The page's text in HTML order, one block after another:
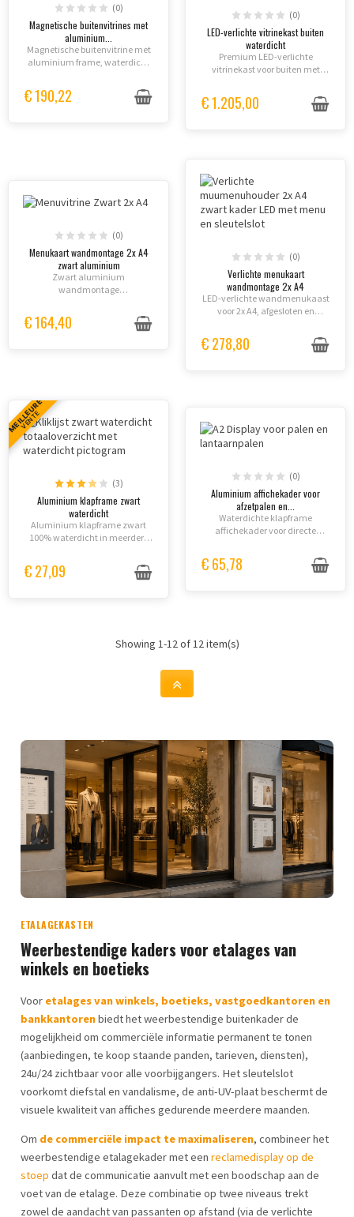
(0)
Magnetische buitenvitrines met
aluminium...
Magnetische buitenvitrine met
aluminium frame, waterdicht
bedrijven.
€ 190,22
(0)
LED-verlichte vitrinekast buiten
waterdicht
Premium LED-verlichte
vitrinekast voor buiten met
€ 1.205,00
(0)
Menukaart wandmontage 2x A4
zwart aluminium
Zwart aluminium
wandmontage
buiten (niet verlicht).
Waterdicht, veilig met slot en
€ 164,40
(0)
Verlichte menukaart
wandmontage 2x A4
LED-verlichte wandmenukaast
voor 2x A4, afgesloten en
€ 278,80
(3)
Aluminium klapframe zwart
waterdicht
Aluminium klapframe zwart
100% waterdicht in meerdere
of B2) met gesloten prijzen op
basis van gewenste
€ 27,09
MEILLEURE
VENTE
(0)
Aluminium affichekader voor
afzetpalen en...
Waterdichte klapframe
affichekader voor directe
openbare ruimtes,
evenementen en duidelijke
€ 65,78
Showing 1-12 of 12 item(s)
ETALAGEKASTEN
Weerbestendige kaders voor etalages van
winkels en boetieks
Voor etalages van winkels, boetieks, vastgoedkantoren en
bankkantorenbiedt het weerbestendige buitenkader de
mogelijkheid om commerciële informatie permanent te tonen
(aanbiedingen, te koop staande panden, tarieven, diensten),
24u/24 zichtbaar voor alle voorbijgangers. Het sleutelslot
voorkomt diefstal en vandalisme, de anti-UV-plaat beschermt de
visuele kwaliteit van affiches gedurende meerdere maanden.
Om de commerciële impact te maximaliseren, combineer het
weerbestendige etalagekader met een reclamedisplay op de
stoep dat de communicatie aanvult met een boodschap aan de
voet van de etalage. Deze combinatie op twee niveaus trekt
zowel de aandacht van passanten op afstand (via de verlichte